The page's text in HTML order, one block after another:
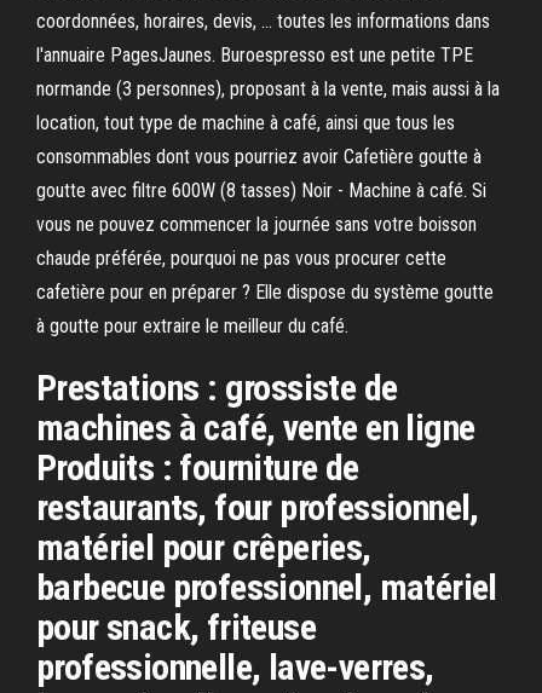
coordonnées, horaires, devis, … toutes les informations dans
l'annuaire PagesJaunes. Buroespresso est une petite TPE
normande (3 personnes), proposant à la vente, mais aussi à la
location, tout type de machine à café, ainsi que tous les
consommables dont vous pourriez avoir Cafetière goutte à
goutte avec filtre 600W (8 tasses) Noir - Machine à café. Si
vous ne pouvez commencer la journée sans votre boisson
chaude préférée, pourquoi ne pas vous procurer cette
cafetière pour en préparer ? Elle dispose du système goutte
à goutte pour extraire le meilleur du café.
Prestations : grossiste de
machines à café, vente en ligne
Produits : fourniture de
restaurants, four professionnel,
matériel pour crêperies,
barbecue professionnel, matériel
pour snack, friteuse
professionnelle, lave-verres,